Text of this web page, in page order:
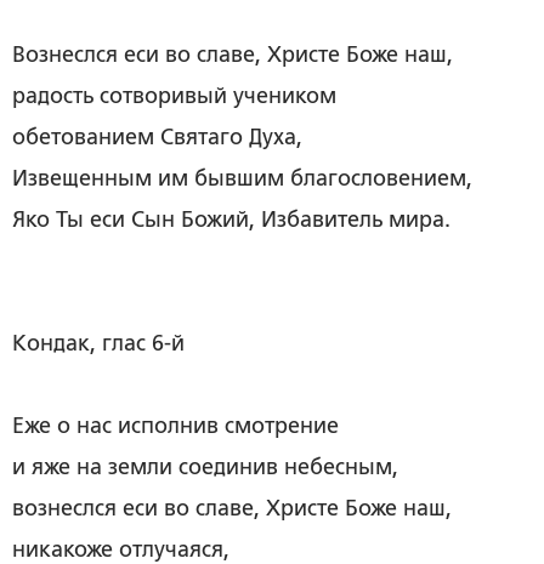
Вознеслся еси во славе, Христе Боже наш,
радость сотворивый учеником
обетованием Святаго Духа,
Извещенным им бывшим благословением,
Яко Ты еси Сын Божий, Избавитель мира.
Кондак, глас 6-й
Еже о нас исполнив смотрение
и яже на земли соединив небесным,
вознеслся еси во славе, Христе Боже наш,
никакоже отлучаяся,